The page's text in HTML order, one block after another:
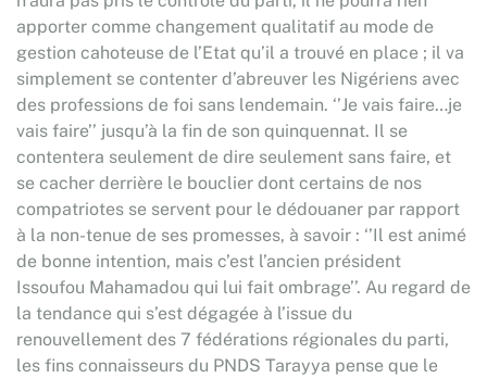
apporter comme changement qualitatif au mode de
gestion cahoteuse de l’Etat qu’il a trouvé en place ; il va
simplement se contenter d’abreuver les Nigériens avec
des professions de foi sans lendemain. ‘’Je vais faire…je
vais faire’’ jusqu’à la fin de son quinquennat. Il se
contentera seulement de dire seulement sans faire, et
se cacher derrière le bouclier dont certains de nos
compatriotes se servent pour le dédouaner par rapport
à la non-tenue de ses promesses, à savoir : ‘’Il est animé
de bonne intention, mais c’est l’ancien président
Issoufou Mahamadou qui lui fait ombrage’’. Au regard de
la tendance qui s’est dégagée à l’issue du
renouvellement des 7 fédérations régionales du parti,
les fins connaisseurs du PNDS Tarayya pense que le